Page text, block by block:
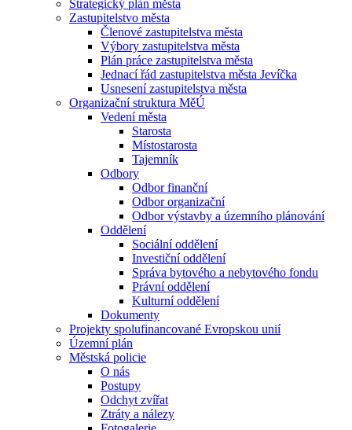
Strategický plán města
Zastupitelstvo města
Členové zastupitelstva města
Výbory zastupitelstva města
Plán práce zastupitelstva města
Jednací řád zastupitelstva města Jevíčka
Usnesení zastupitelstva města
Organizační struktura MěÚ
Vedení města
Starosta
Místostarosta
Tajemník
Odbory
Odbor finanční
Odbor organizační
Odbor výstavby a územního plánování
Oddělení
Sociální oddělení
Investiční oddělení
Správa bytového a nebytového fondu
Právní oddělení
Kulturní oddělení
Dokumenty
Projekty spolufinancované Evropskou unií
Územní plán
Městská policie
O nás
Postupy
Odchyt zvířat
Ztráty a nálezy